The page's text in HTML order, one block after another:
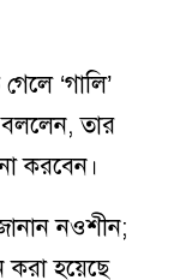
‘গালি’
বললেন, তার
করবেন।
নওশীন;
করা হয়েছে